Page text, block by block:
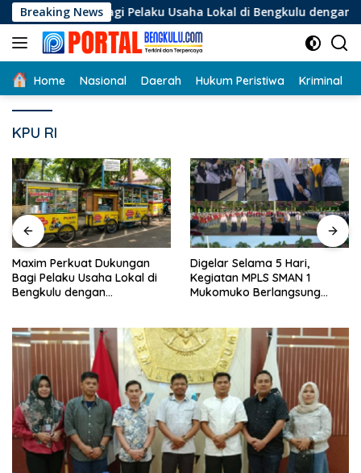
Langsung
ke
konten
Breaking News
Bagi Pelaku Usaha Lokal di Bengkulu dengan
Home Nasional Daerah Hukum Peristiwa Kriminal
KPU RI
Digelar Selama 5 Hari,
Kegiatan MPLS SMAN 1
Mukomuko Berlangsung
Pemdes Talang Kuning Gelar
Rembug Stunting